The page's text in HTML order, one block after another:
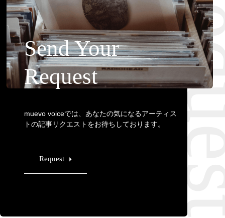
Send Your
Request
muevo voiceでは、あなたの気になるアーティス
トの記事リクエストをお待ちしております。
Request